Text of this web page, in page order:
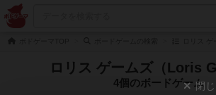
ロリス ゲームズ（Loris
4個のボードゲーム
閉